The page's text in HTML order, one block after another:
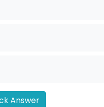
Answer